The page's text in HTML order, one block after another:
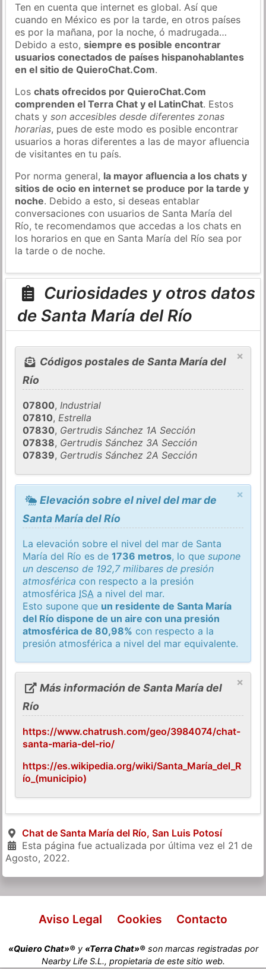
Ten en cuenta que internet es global. Así que
cuando en México es por la tarde, en otros países
es por la mañana, por la noche, ó madrugada…
Debido a esto,siempre es posible encontrar
usuarios conectados de países hispanohablantes
en el sitio de QuieroChat.Com.
Loschats ofrecidos por QuieroChat.Com
comprenden el Terra Chat y el LatinChat. Estos
chats yson accesibles desde diferentes zonas
horarias, pues de este modo es posible encontrar
usuarios a horas diferentes a las de mayor afluencia
de visitantes en tu país.
Por norma general, la mayor afluencia a los chats y
sitios de ocio en internet se produce por la tarde y
noche. Debido a esto, si deseas entablar
conversaciones con usuarios de Santa María del
Río, te recomendamos que accedas a los chats en
los horarios en que en Santa María del Río sea por
la tarde o de noche.
Curiosidades y otros datos
de Santa María del Río
×
Códigos postales de Santa María del
Río
07800,Industrial
07810,Estrella
07830, Gertrudis Sánchez 1A Sección
07838, Gertrudis Sánchez 3A Sección
07839, Gertrudis Sánchez 2A Sección
×
Elevación sobre el nivel del mar de
Santa María del Río
La elevación sobre el nivel del mar de Santa
María del Río es de1736 metros, lo quesupone
un descenso de 192,7 milibares de presión
atmosférica con respecto a la presión
atmosférica ISA a nivel del mar.
Esto supone que un residente de Santa María
del Río dispone de un aire con una presión
atmosférica de 80,98% con respecto a la
presión atmosférica a nivel del mar equivalente.
×
Más información de Santa María del
Río
https://www.chatrush.com/geo/3984074/chat-
santa-maria-del-rio/
https://es.wikipedia.org/wiki/Santa_María_del_R
ío_(municipio)
Chat de Santa María del Río, San Luis Potosí
Esta página fue actualizada por última vez el 21 de
Agosto, 2022.
Aviso Legal Cookies Contacto
«Quiero Chat»®y «Terra Chat»®son marcas registradas por
Nearby Life S.L., propietaria de este sitio web.